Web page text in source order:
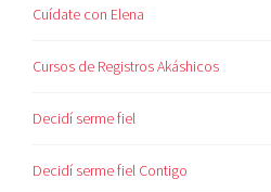
Cuídate con Elena
Cursos de Registros Akáshicos
Decidí serme fiel
Decidí serme fiel Contigo